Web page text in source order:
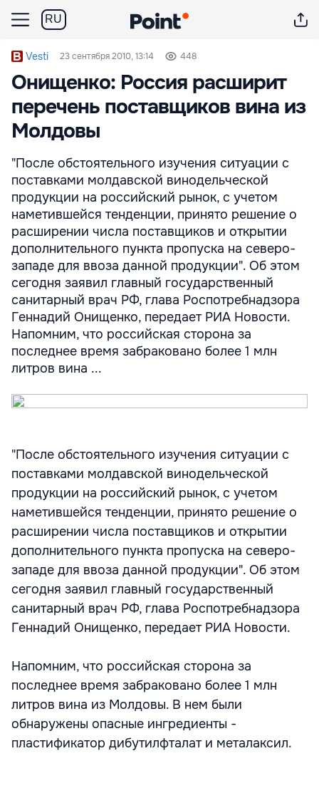
RU
Vesti 23 сентября 2010, 13:14 448
Онищенко: Россия расширит
перечень поставщиков вина из
Молдовы
"После обстоятельного изучения ситуации с
поставками молдавской винодельческой
продукции на российский рынок, с учетом
наметившейся тенденции, принято решение о
расширении числа поставщиков и открытии
дополнительного пункта пропуска на северо-
западе для ввоза данной продукции". Об этом
сегодня заявил главный государственный
санитарный врач РФ, глава Роспотребнадзора
Геннадий Онищенко, передает РИА Новости.
Напомним, что российская сторона за
последнее время забраковано более 1 млн
литров вина ...
"После обстоятельного изучения ситуации с
поставками молдавской винодельческой
продукции на российский рынок, с учетом
наметившейся тенденции, принято решение о
расширении числа поставщиков и открытии
дополнительного пункта пропуска на северо-
западе для ввоза данной продукции". Об этом
сегодня заявил главный государственный
санитарный врач РФ, глава Роспотребнадзора
Геннадий Онищенко, передает РИА Новости.
Напомним, что российская сторона за
последнее время забраковано более 1 млн
литров вина из Молдовы. В нем были
обнаружены опасные ингредиенты -
пластификатор дибутилфталат и металаксил.